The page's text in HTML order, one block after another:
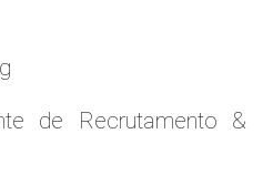
de Recrutamento &